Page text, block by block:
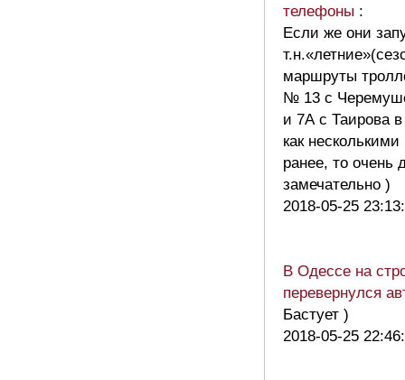
телефоны :
Если же они
маршруты
№ 13 с
и 7А с Таирова
как
ранее, то очень
замечательно )
2018-05-25
В Одессе на
перевернулся
Бастует )
2018-05-25